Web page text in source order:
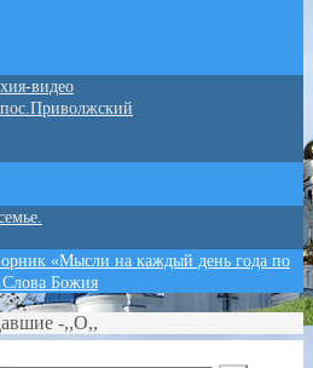
видео
«Мысли на каждый день года по
Божия
-,,О,,